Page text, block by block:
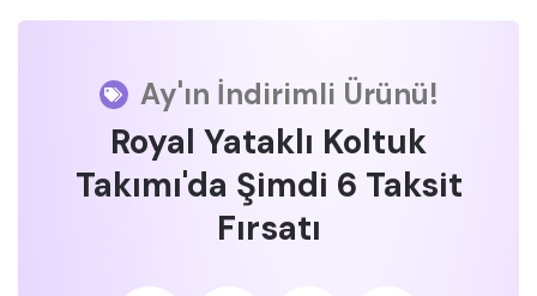
Ay'ın İndirimli Ürünü!
Royal Yataklı Koltuk
Takımı'da Şimdi 6 Taksit
Fırsatı